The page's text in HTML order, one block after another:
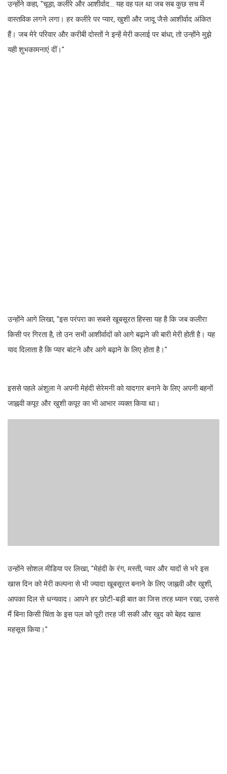
उन्होंने कहा, "चूड़ा, कलीरे और आशीर्वाद... यह वह पल था जब सब कुछ सच में
वास्तविक लगने लगा। हर कलीरे पर प्यार, खुशी और जादू जैसे आशीर्वाद अंकित
हैं। जब मेरे परिवार और करीबी दोस्तों ने इन्हें मेरी कलाई पर बांधा, तो उन्होंने मुझे
यही शुभकामनाएं दीं।"
उन्होंने आगे लिखा, "इस परंपरा का सबसे खूबसूरत हिस्सा यह है कि जब कलीरा
किसी पर गिरता है, तो उन सभी आशीर्वादों को आगे बढ़ाने की बारी मेरी होती है। यह
याद दिलाता है कि प्यार बांटने और आगे बढ़ाने के लिए होता है।"
इससे पहले अंशुला ने अपनी मेहंदी सेरेमनी को यादगार बनाने के लिए अपनी बहनों
जाह्नवी कपूर और खुशी कपूर का भी आभार व्यक्त किया था।
उन्होंने सोशल मीडिया पर लिखा, "मेहंदी के रंग, मस्ती, प्यार और यादों से भरे इस
खास दिन को मेरी कल्पना से भी ज्यादा खूबसूरत बनाने के लिए जाह्नवी और खुशी,
आपका दिल से धन्यवाद। आपने हर छोटी-बड़ी बात का जिस तरह ध्यान रखा, उससे
मैं बिना किसी चिंता के इस पल को पूरी तरह जी सकी और खुद को बेहद खास
महसूस किया।"